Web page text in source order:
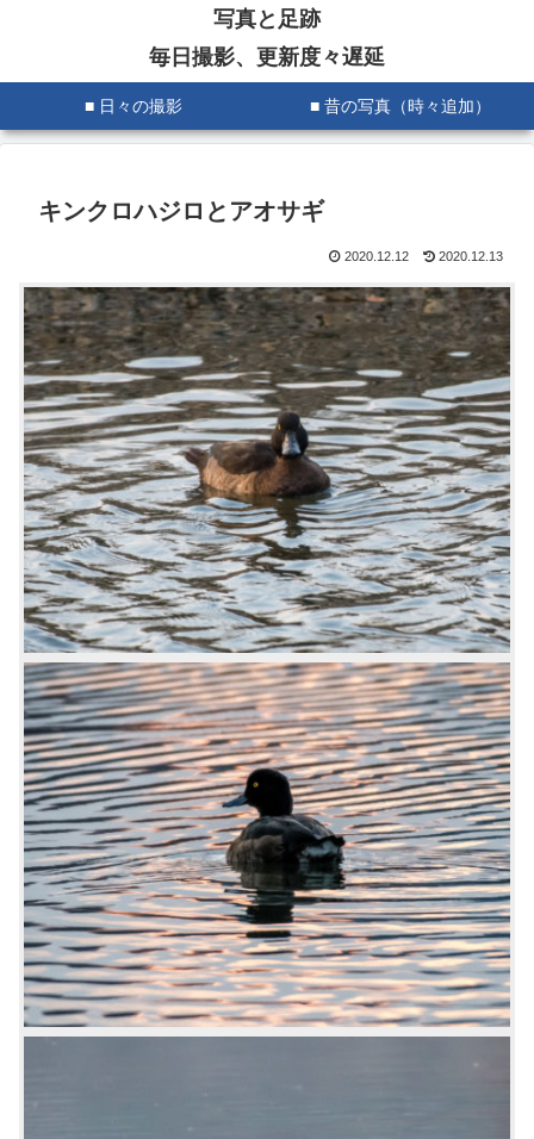
写真と足跡
毎日撮影、更新度々遅延
■ 日々の撮影 ■ 昔の写真（時々追加）
キンクロハジロとアオサギ
2020.12.12 2020.12.13